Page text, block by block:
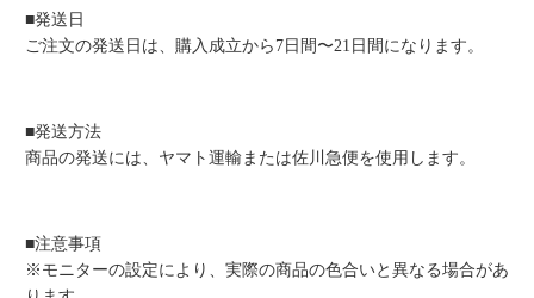
■発送日
ご注文の発送日は、購入成立から7日間〜21日間になります。
■発送方法
商品の発送には、ヤマト運輸または佐川急便を使用します。
■注意事項
※モニターの設定により、実際の商品の色合いと異なる場合があ